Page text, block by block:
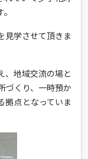
見学させて頂きま
、地域交流の場と
づくり、一時預か
拠点となっていま